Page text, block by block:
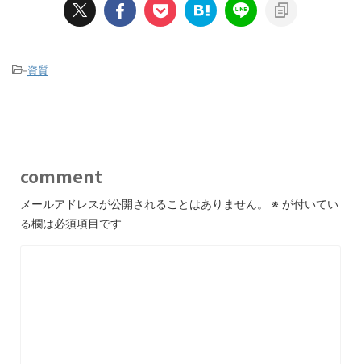
-資質
comment
メールアドレスが公開されることはありません。 ※ が付いてい
る欄は必須項目です